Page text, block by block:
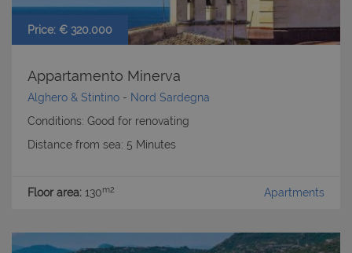
Price: € 320.000
Appartamento Minerva
Alghero & Stintino - Nord Sardegna
Conditions: Good for renovating
Distance from sea: 5 Minutes
Floor area: 130m2 Apartments